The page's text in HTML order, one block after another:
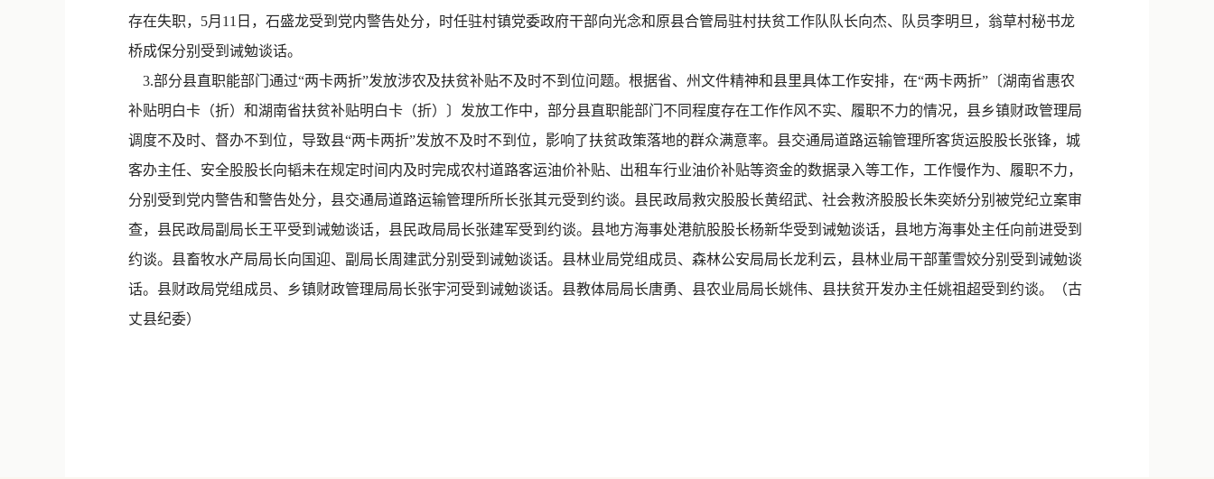
存在失职，5月11日，石盛龙受到党内警告处分，时任驻村镇党委政府干部向光念和原县合管局驻村扶贫工作队队长向杰、队员李明旦，翁草村秘书龙
桥成保分别受到诫勉谈话。
3.部分县直职能部门通过“两卡两折”发放涉农及扶贫补贴不及时不到位问题。根据省、州文件精神和县里具体工作安排，在“两卡两折”〔湖南省惠农
补贴明白卡（折）和湖南省扶贫补贴明白卡（折）〕发放工作中，部分县直职能部门不同程度存在工作作风不实、履职不力的情况，县乡镇财政管理局
调度不及时、督办不到位，导致县“两卡两折”发放不及时不到位，影响了扶贫政策落地的群众满意率。县交通局道路运输管理所客货运股股长张锋，城
客办主任、安全股股长向韬未在规定时间内及时完成农村道路客运油价补贴、出租车行业油价补贴等资金的数据录入等工作，工作慢作为、履职不力，
分别受到党内警告和警告处分，县交通局道路运输管理所所长张其元受到约谈。县民政局救灾股股长黄绍武、社会救济股股长朱奕娇分别被党纪立案审
查，县民政局副局长王平受到诫勉谈话，县民政局局长张建军受到约谈。县地方海事处港航股股长杨新华受到诫勉谈话，县地方海事处主任向前进受到
约谈。县畜牧水产局局长向国迎、副局长周建武分别受到诫勉谈话。县林业局党组成员、森林公安局局长龙利云，县林业局干部董雪姣分别受到诫勉谈
话。县财政局党组成员、乡镇财政管理局局长张宇河受到诫勉谈话。县教体局局长唐勇、县农业局局长姚伟、县扶贫开发办主任姚祖超受到约谈。（古
丈县纪委）